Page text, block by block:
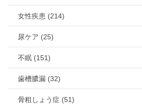
女性疾患 (214)
尿ケア (25)
不眠 (151)
歯槽膿漏 (32)
骨粗しょう症 (51)